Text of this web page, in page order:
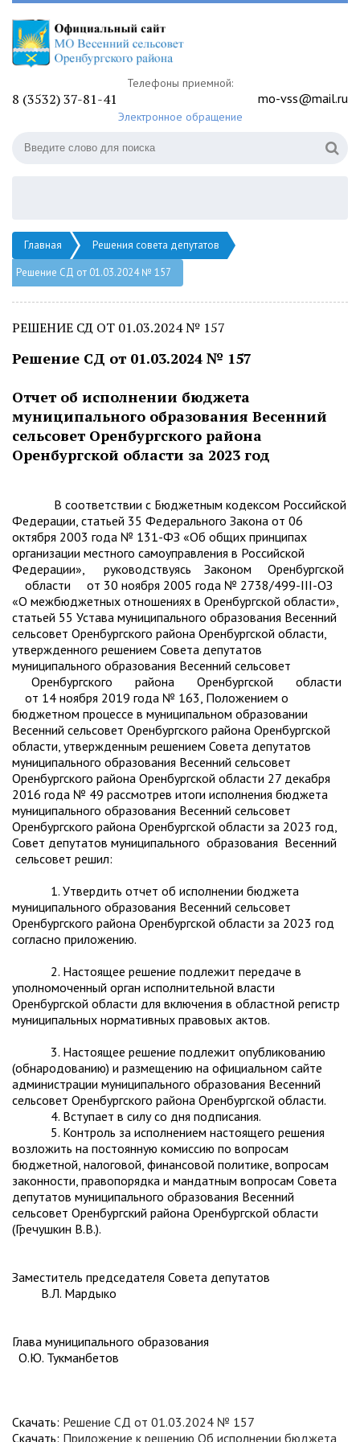
Телефоны приемной:
8 (3532) 37-81-41 mo-vss@mail.ru
Электронное обращение
Главная
Решения совета депутатов
Решение СД от 01.03.2024 № 157
РЕШЕНИЕ СД ОТ 01.03.2024 № 157
Решение СД от 01.03.2024 № 157
Отчет об исполнении бюджета
муниципального образования Весенний
сельсовет Оренбургского района
Оренбургской области за 2023 год
В соответствии с Бюджетным кодексом Российской
Федерации, статьей 35 Федерального Закона от 06
октября 2003 года № 131-ФЗ «Об общих принципах
организации местного самоуправления в Российской
Федерации», руководствуясь Законом Оренбургской
области от 30 ноября 2005 года № 2738/499-III-ОЗ
«О межбюджетных отношениях в Оренбургской области»,
статьей 55 Устава муниципального образования Весенний
сельсовет Оренбургского района Оренбургской области,
утвержденного решением Совета депутатов
муниципального образования Весенний сельсовет
Оренбургского района Оренбургской области
от 14 ноября 2019 года № 163, Положением о
бюджетном процессе в муниципальном образовании
Весенний сельсовет Оренбургского района Оренбургской
области, утвержденным решением Совета депутатов
муниципального образования Весенний сельсовет
Оренбургского района Оренбургской области 27 декабря
2016 года № 49 рассмотрев итоги исполнения бюджета
муниципального образования Весенний сельсовет
Оренбургского района Оренбургской области за 2023 год,
Совет депутатов муниципального образования Весенний
сельсовет решил:
1. Утвердить отчет об исполнении бюджета
муниципального образования Весенний сельсовет
Оренбургского района Оренбургской области за 2023 год
согласно приложению.
2. Настоящее решение подлежит передаче в
уполномоченный орган исполнительной власти
Оренбургской области для включения в областной регистр
муниципальных нормативных правовых актов.
3. Настоящее решение подлежит опубликованию
(обнародованию) и размещению на официальном сайте
администрации муниципального образования Весенний
сельсовет Оренбургского района Оренбургской области.
4. Вступает в силу со дня подписания.
5. Контроль за исполнением настоящего решения
возложить на постоянную комиссию по вопросам
бюджетной, налоговой, финансовой политике, вопросам
законности, правопорядка и мандатным вопросам Совета
депутатов муниципального образования Весенний
сельсовет Оренбургский района Оренбургской области
(Гречушкин В.В.).
Заместитель председателя Совета депутатов
В.Л. Мардыко
Глава муниципального образования
О.Ю. Тукманбетов
Скачать: Решение СД от 01.03.2024 № 157
Скачать: Приложение к решению Об исполнении бюджета